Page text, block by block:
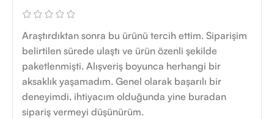
Araştırdıktan sonra bu ürünü tercih ettim. Siparişim
belirtilen sürede ulaştı ve ürün özenli şekilde
paketlenmişti. Alışveriş boyunca herhangi bir
aksaklık yaşamadım. Genel olarak başarılı bir
deneyimdi, ihtiyacım olduğunda yine buradan
sipariş vermeyi düşünürüm.